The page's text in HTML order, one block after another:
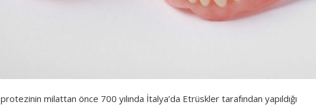
protezinin milattan önce 700 yılında İtalya’da Etrüskler tarafından yapıldığı